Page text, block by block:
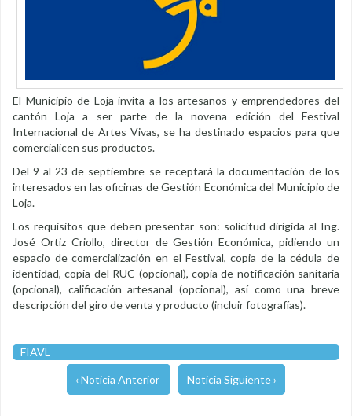
El Municipio de Loja invita a los artesanos y emprendedores del
cantón Loja a ser parte de la novena edición del Festival
Internacional de Artes Vivas, se ha destinado espacios para que
comercialicen sus productos.
Del 9 al 23 de septiembre se receptará la documentación de los
interesados en las oficinas de Gestión Económica del Municipio de
Loja.
Los requisitos que deben presentar son: solicitud dirigida al Ing.
José Ortiz Criollo, director de Gestión Económica, pidiendo un
espacio de comercialización en el Festival, copia de la cédula de
identidad, copia del RUC (opcional), copia de notificación sanitaria
(opcional), calificación artesanal (opcional), así como una breve
descripción del giro de venta y producto (incluir fotografías).
FIAVL
‹ Noticia Anterior Noticia Siguiente ›